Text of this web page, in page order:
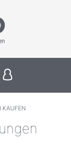
KAUFEN